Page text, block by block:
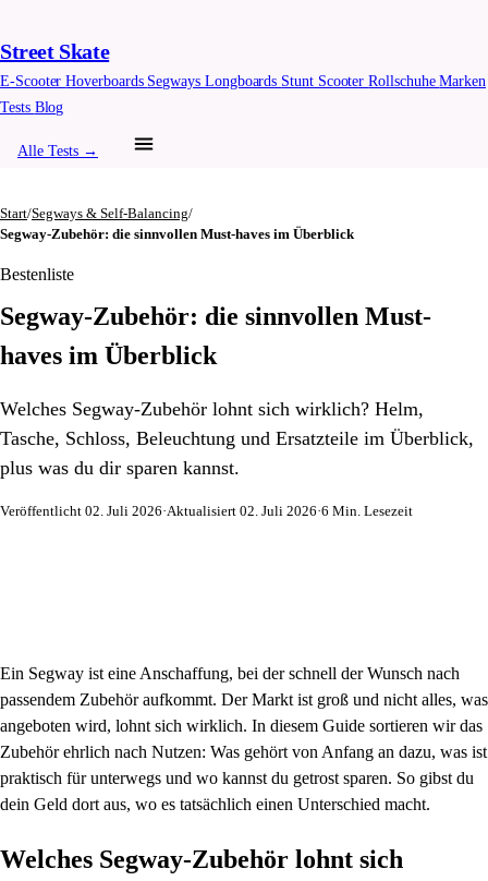
Street Skate
E-ScooterHoverboards Segways Longboards Stunt ScooterRollschuheMarken
Tests Blog
Alle Tests →
Start/Segways & Self-Balancing/
Segway-Zubehör: die sinnvollen Must-haves im Überblick
Bestenliste
Segway-Zubehör: die sinnvollen Must-
haves im Überblick
Welches Segway-Zubehör lohnt sich wirklich? Helm,
Tasche, Schloss, Beleuchtung und Ersatzteile im Überblick,
plus was du dir sparen kannst.
Veröffentlicht 02. Juli 2026·Aktualisiert 02. Juli 2026·6 Min. Lesezeit
Ein Segway ist eine Anschaffung, bei der schnell der Wunsch nach
passendem Zubehör aufkommt. Der Markt ist groß und nicht alles, was
angeboten wird, lohnt sich wirklich. In diesem Guide sortieren wir das
Zubehör ehrlich nach Nutzen: Was gehört von Anfang an dazu, was ist
praktisch für unterwegs und wo kannst du getrost sparen. So gibst du
dein Geld dort aus, wo es tatsächlich einen Unterschied macht.
Welches Segway-Zubehör lohnt sich